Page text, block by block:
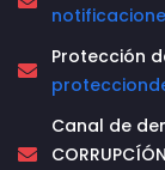
Protección
Canal de